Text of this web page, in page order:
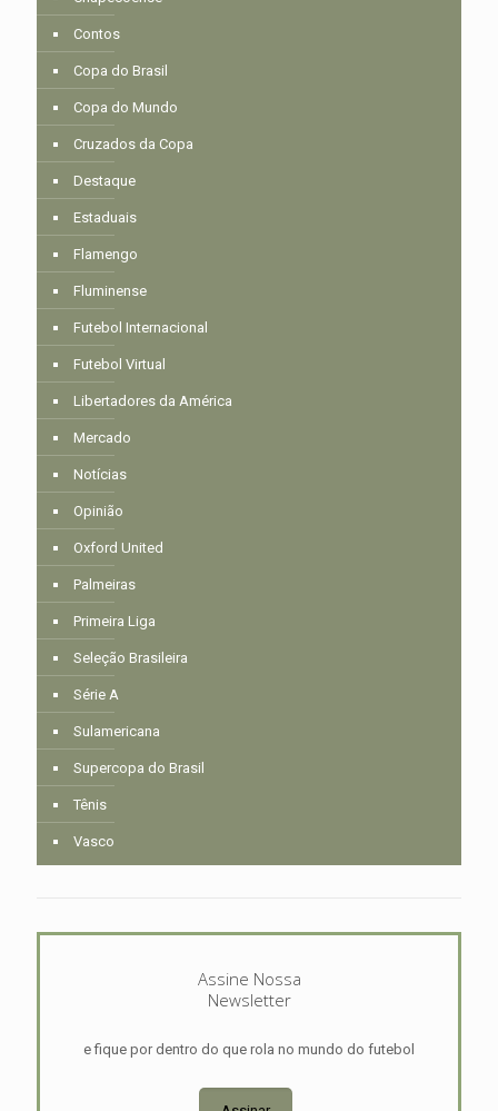
Contos
Copa do Brasil
Copa do Mundo
Cruzados da Copa
Destaque
Estaduais
Flamengo
Fluminense
Futebol Internacional
Futebol Virtual
Libertadores da América
Mercado
Notícias
Opinião
Oxford United
Palmeiras
Primeira Liga
Seleção Brasileira
Série A
Sulamericana
Supercopa do Brasil
Tênis
Vasco
Assine Nossa
Newsletter
e fique por dentro do que rola no mundo do futebol